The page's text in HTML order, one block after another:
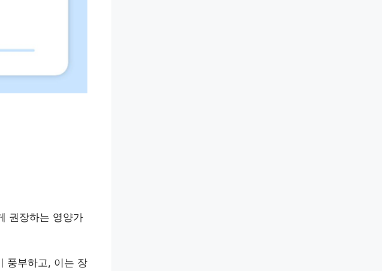
권장하는 영양가
풍부하고, 이는 장